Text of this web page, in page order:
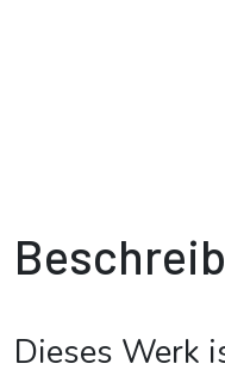
Dieses Werk